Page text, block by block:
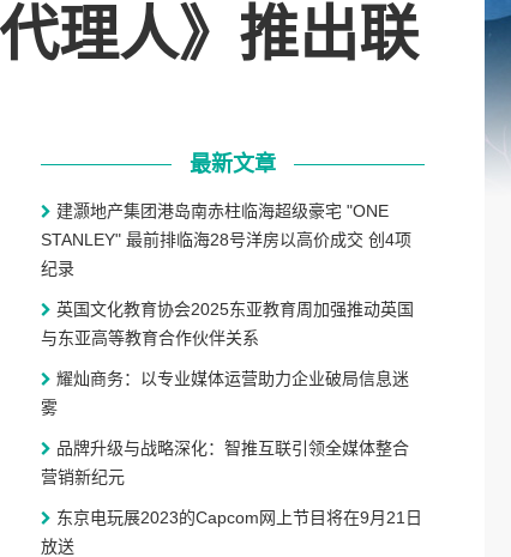
理人》推出联
最新文章
建灏地产集团港岛南赤柱临海超级豪宅 "ONE
STANLEY" 最前排临海28号洋房以高价成交 创4项
纪录
英国文化教育协会2025东亚教育周加强推动英国
与东亚高等教育合作伙伴关系
耀灿商务：以专业媒体运营助力企业破局信息迷
雾
品牌升级与战略深化：智推互联引领全媒体整合
营销新纪元
东京电玩展2023的Capcom网上节目将在9月21日
放送